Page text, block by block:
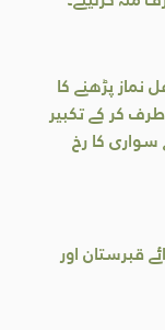
پڑھنے کا
کر کے تکبیر
سواری کا رخ
قبرستان اور